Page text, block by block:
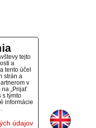
tejto
a
tento účel
strán a
v
na „Prijať
s týmto
informácie
údajov